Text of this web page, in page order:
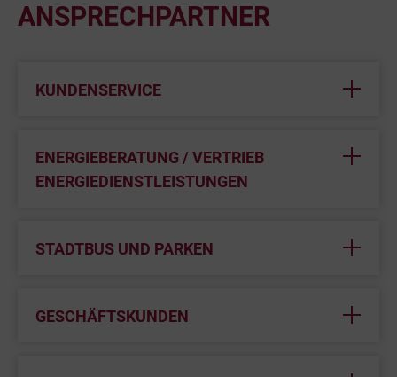
ANSPRECHPARTNER
KUNDENSERVICE
ENERGIEBERATUNG / VERTRIEB
ENERGIEDIENSTLEISTUNGEN
STADTBUS UND PARKEN
GESCHÄFTSKUNDEN